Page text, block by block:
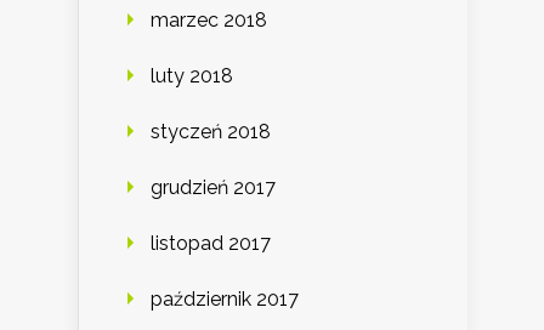
marzec 2018
luty 2018
styczeń 2018
grudzień 2017
listopad 2017
październik 2017